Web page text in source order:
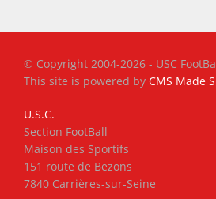
© Copyright 2004-2026 - USC
This site is powered by CMS Made
U.S.C.
Section FootBall
Maison des Sportifs
151 route de Bezons
7840 Carrières-sur-Seine